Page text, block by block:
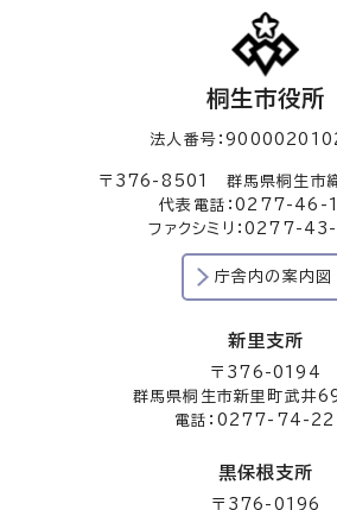
桐生市役所
法人番号：
〒376-8501 群馬県桐生市
代表電話：0277-46-
ファクシミリ：0277-
庁舎内の案内図
新里支所
〒376-0194
群馬県桐生市新里町武井
電話：0277-74-
黒保根支所
〒376-0196